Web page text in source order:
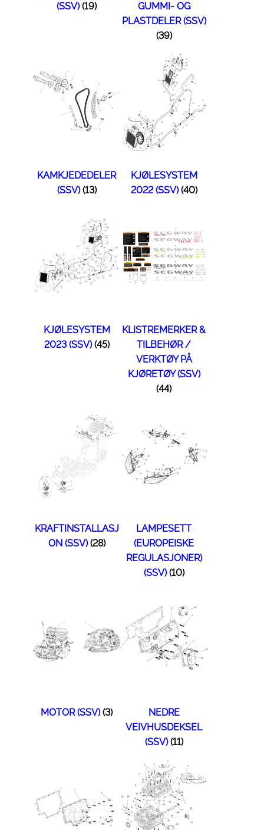
(SSV)(19)
GUMMI- OG
PLASTDELER (SSV)
(39)
KAMKJEDEDELER
(SSV)(13)
KJØLESYSTEM
2022 (SSV)(40)
KJØLESYSTEM
2023 (SSV)(45)
KLISTREMERKER &
TILBEHØR /
VERKTØY PÅ
KJØRETØY (SSV)
(44)
KRAFTINSTALLASJ
ON (SSV)(28)
LAMPESETT
(EUROPEISKE
REGULASJONER)
(SSV)(10)
MOTOR (SSV)(3)
NEDRE
VEIVHUSDEKSEL
(SSV)(11)